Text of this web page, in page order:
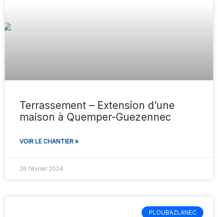
Terrassement – Extension d’une
maison à Quemper-Guezennec
VOIR LE CHANTIER »
26 février 2024
PLOUBAZLANEC